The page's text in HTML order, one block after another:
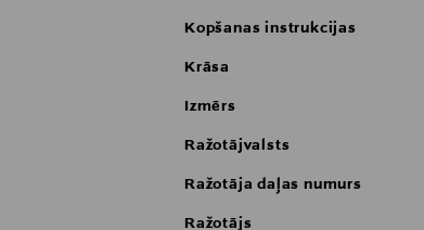
Kopšanas instrukcijas
Krāsa
Izmērs
Ražotājvalsts
Ražotāja daļas numurs
Ražotājs